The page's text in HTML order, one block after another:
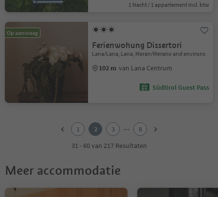
1 Nacht / 1 appartement Incl. btw
Op aanvraag
Ferienwohung Dissertori
Lana/Lana, Lana, Meran/Merano and environs
102 m van Lana Centrum
Südtirol Guest Pass
6
7
1 2 3 ...
8
31 - 60 van 217 Resultaten
Meer accommodatie